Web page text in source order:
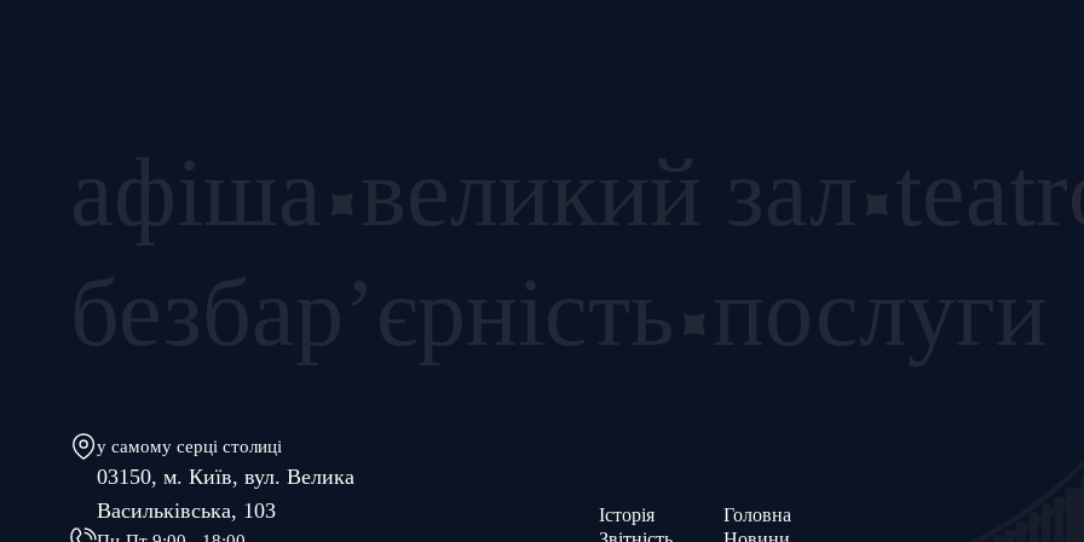
афіша великий зал
безбар’єрність послуги
у самому серці столиці
03150, м. Київ, вул. Велика
Васильківська, 103
Історія
Головна